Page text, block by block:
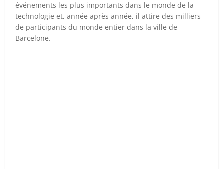
événements les plus importants dans le monde de la
technologie et, année après année, il attire des milliers
de participants du monde entier dans la ville de
Barcelone.